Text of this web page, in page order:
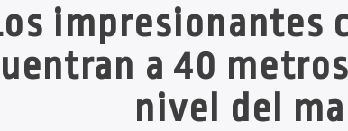
impresionantes
a 40
nivel del